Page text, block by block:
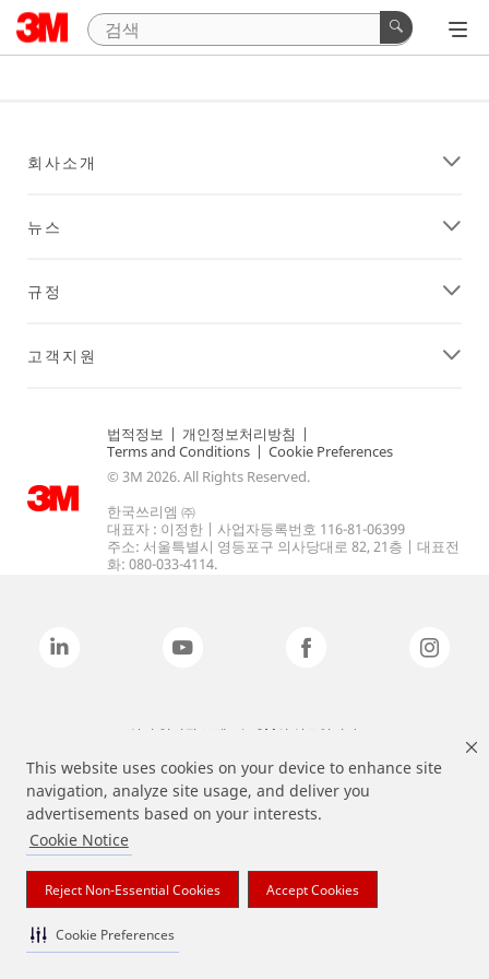
This website uses cookies on your device to enhance site
navigation, analyze site usage, and deliver you
advertisements based on your interests.
Cookie Notice
Reject Non-Essential Cookies Accept Cookies
Cookie Preferences
회사소개
뉴스
규정
고객지원
법적정보 | 개인정보처리방침 |
Terms and Conditions | Cookie Preferences
© 3M 2026. All Rights Reserved.
한국쓰리엠 ㈜
대표자 : 이정한 | 사업자등록번호 116-81-06399
주소: 서울특별시 영등포구 의사당대로 82, 21층 | 대표전
화: 080-033-4114.
상기 열거된 브랜드는 3M의 상표입니다.